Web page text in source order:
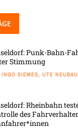
Punk-Bahn-
Stimmung
INGO SIEMES, UTE
Rheinbahn
des